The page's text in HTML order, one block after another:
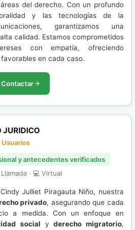
del derecho. Con un profundo
y las tecnologías de la
garantizamos una
calidad. Estamos comprometidos
con empatía, ofreciendo
en cada caso.
Contactar
JURIDICO
y antecedentes verificados
· 💻 Virtual
Julliet Piragauta Niño, nuestra
privado, asegurando que cada
a medida. Con un enfoque en
social yderecho migratorio,